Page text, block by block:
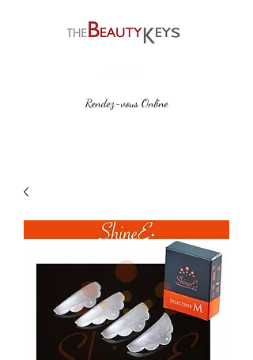
Rendez-vous Online